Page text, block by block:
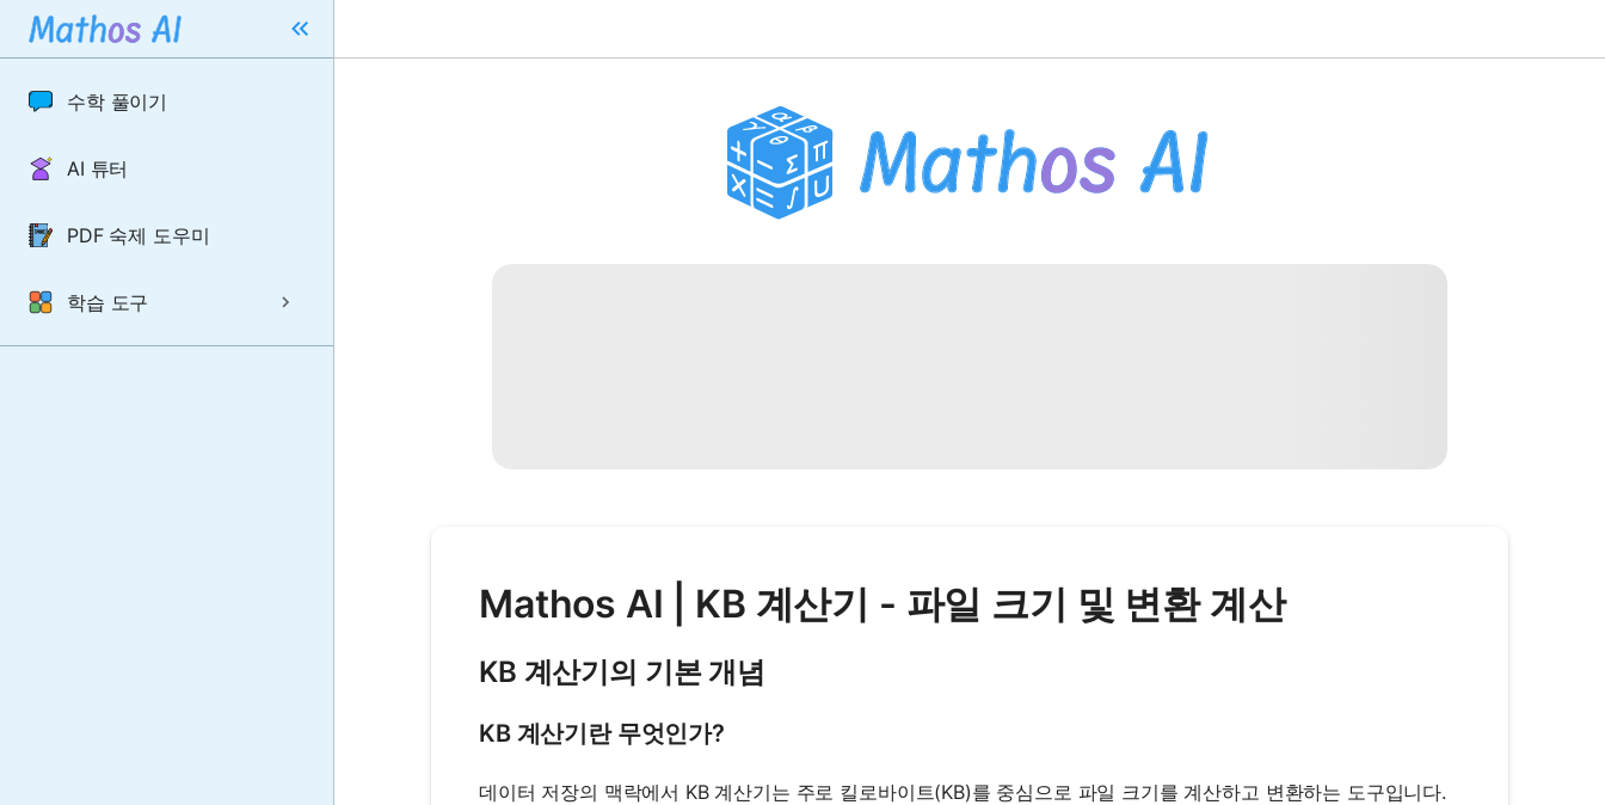
수학 풀이기
AI 튜터
PDF 숙제 도우미
학습 도구
Mathos AI | KB 계산기 - 파일 크기 및 변환 계산
KB 계산기의 기본 개념
KB 계산기란 무엇인가?
데이터 저장의 맥락에서 KB 계산기는 주로 킬로바이트(KB)를 중심으로 파일 크기를 계산하고 변환하는 도구입니다.